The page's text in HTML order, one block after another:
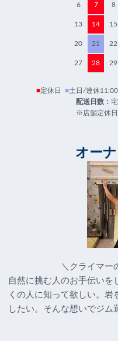
6 7 8
13 14 15
20 21 22
27 28 29
■定休日 ■土日/連休
配送日数：
※店舗定休
オー
＼クライマー
自然に挑む人のお手伝いを
くの人に知って欲しい。
したい。そんな想いでジム